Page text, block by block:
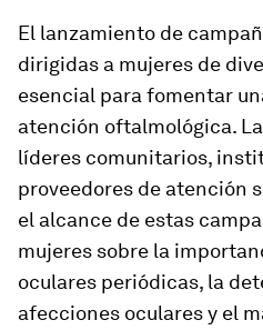
El lanzamiento de
dirigidas a mujeres de
esencial para fomentar
atención oftalmológica.
líderes comunitarios,
proveedores de atención
el alcance de estas
mujeres sobre la
oculares periódicas, la
afecciones oculares y el